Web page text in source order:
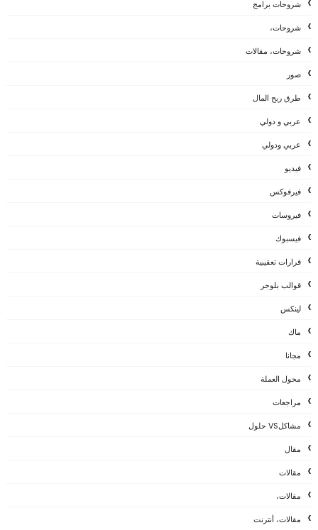
شروحات برامج
شروحات،
شروحات، مقالات
صور
طرق ربح المال
عربي و دولي
عربي ودولي
فيديو
فيرفوكس
فيروسات
فيسبوك
قرارات تعقيبية
قوالب بلوجر
لينكس
ماك
مجانا
محول العملة
مراجعات
مشاكلVS حلول
مقال
مقالات
مقالات،
مقالات، أنترنت